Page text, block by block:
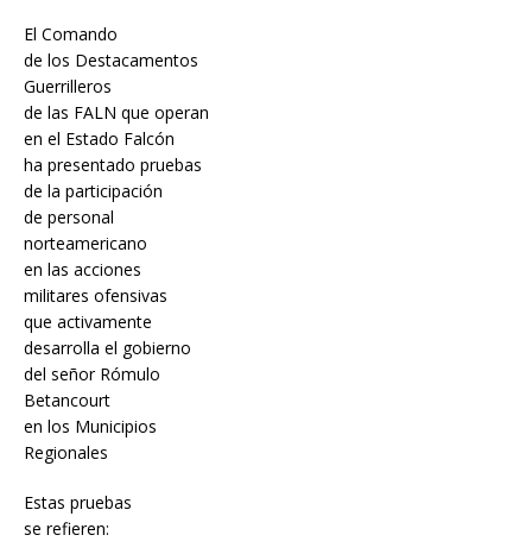
El Comando
de los Destacamentos
Guerrilleros
de las FALN que operan
en el Estado Falcón
ha presentado pruebas
de la participación
de personal
norteamericano
en las acciones
militares ofensivas
que activamente
desarrolla el gobierno
del señor Rómulo
Betancourt
en los Municipios
Regionales
Estas pruebas
se refieren: